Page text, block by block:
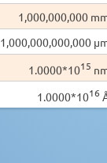
1,000,000,000
1,000,000,000,000
1.0000*1015
1.0000*1016